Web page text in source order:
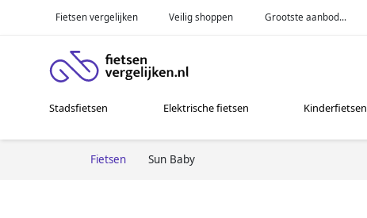
Fietsen vergelijken Veilig shoppen Grootste aanbod...
Stadsfietsen Elektrische fietsen Kinderfietsen
Fietsen Sun Baby